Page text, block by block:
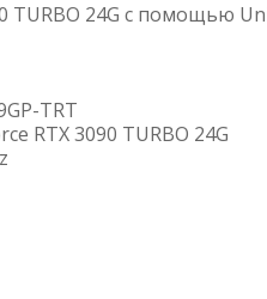
TURBO 24G с помощью
TRT
RTX 3090 TURBO 24G